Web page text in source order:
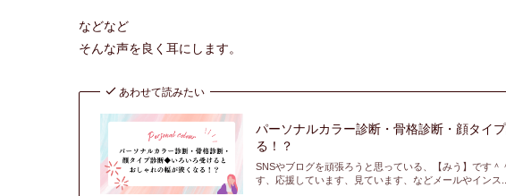
などなど
そんな声を良く耳にします。
あわせて読みたい
パーソナルカラー診断・骨格診断・顔タイ
る！？
SNSやブログを頑張ろうと思っている、【みう】です
す、応援しています、見ています、などメールやインス...